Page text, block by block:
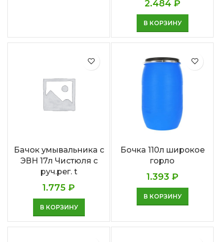
2.484 ₽
В КОРЗИНУ
Бачок умывальника с
ЭВН 17л Чистюля с
руч.рег. t
1.775 ₽
В КОРЗИНУ
Бочка 110л широкое
горло
1.393 ₽
В КОРЗИНУ